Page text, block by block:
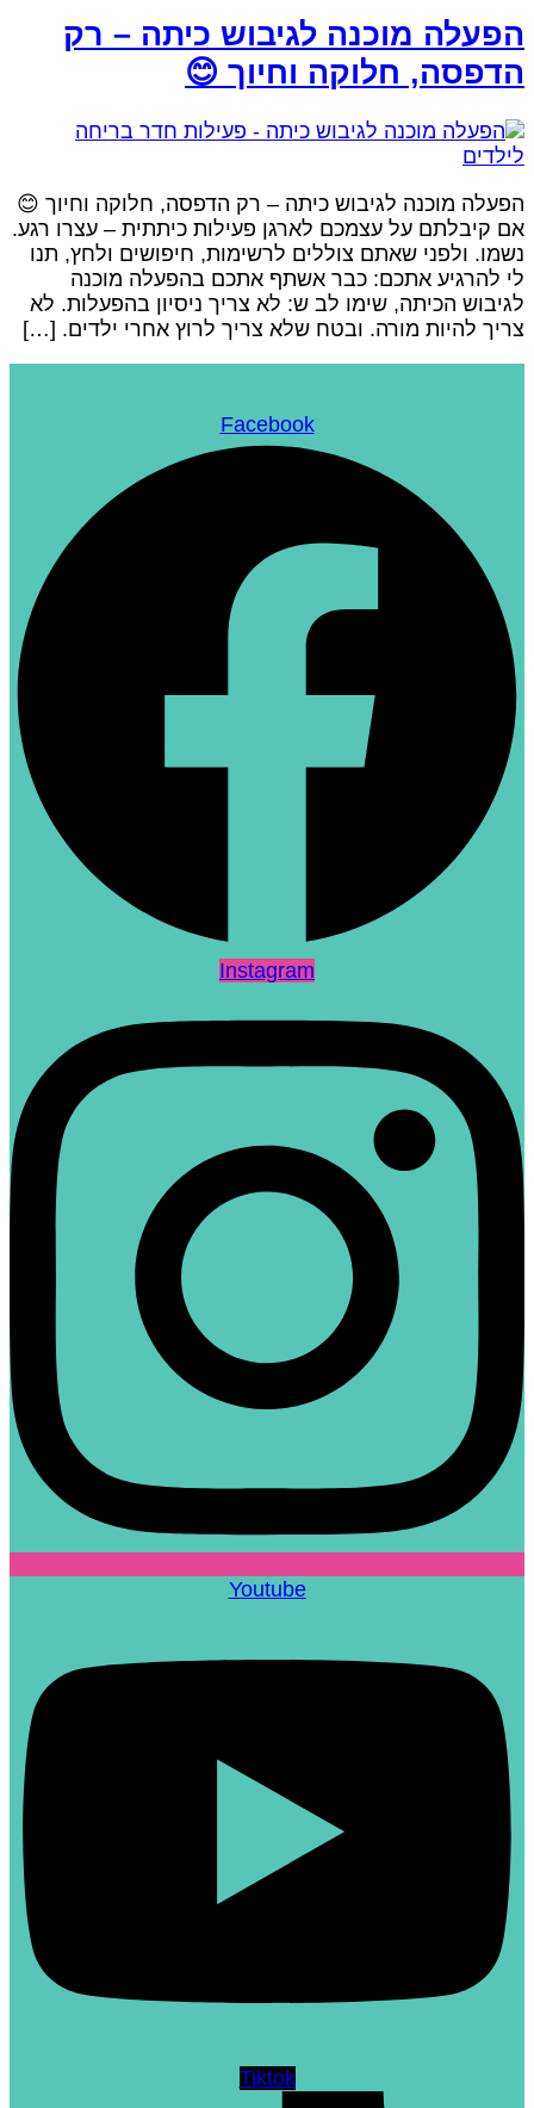
מוכנה לגיבוש כיתה – רק
חלוקה וחיוך 😊
מוכנה לגיבוש כיתה – רק הדפסה, חלוקה וחיוך 😊
קיבלתם על עצמכם לארגן פעילות כיתתית – עצרו רגע.
ולפני שאתם צוללים לרשימות, חיפושים ולחץ, תנו
להרגיע אתכם: כבר אשתף אתכם בהפעלה מוכנה
הכיתה, שימו לב ש: לא צריך ניסיון בהפעלות. לא
להיות מורה. ובטח שלא צריך לרוץ אחרי ילדים. […]
Facebook
Instagram
Youtube
Tiktok